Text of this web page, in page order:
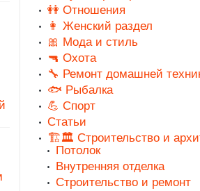
👭 Отношения
👩 Женский раздел
🎀 Мода и стиль
🔫 Охота
🔧 Ремонт домашней
🐟 Рыбалка
💪 Спорт
Статьи
🏗️🏛️ Строительство и
Потолок
Внутренняя отделка
Строительство и ремонт